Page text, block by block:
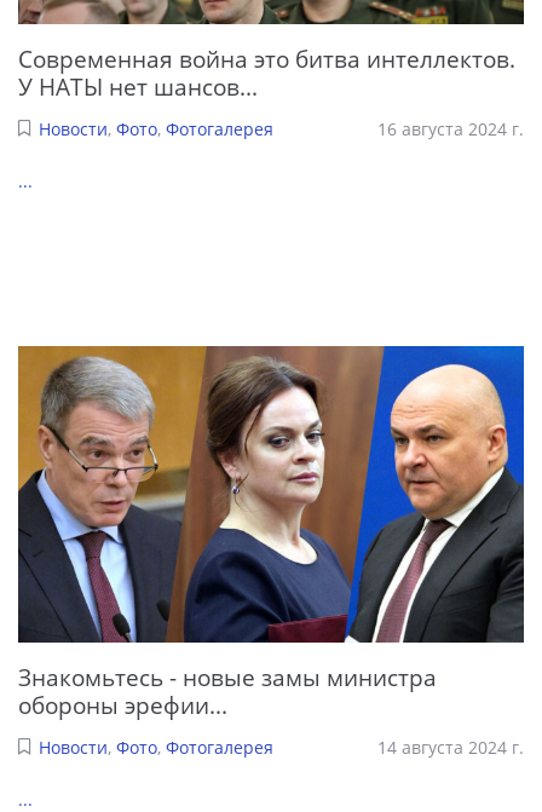
Современная война это битва интеллектов.
У НАТЫ нет шансов...
Новости, Фото, Фотогалерея 16 августа 2024 г.
...
Знакомьтесь - новые замы министра
обороны эрефии...
Новости, Фото, Фотогалерея 14 августа 2024 г.
...